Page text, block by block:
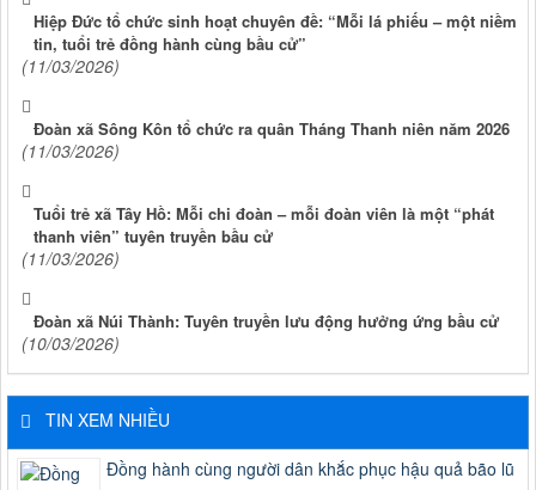
Hiệp Đức tổ chức sinh hoạt chuyên đề: “Mỗi lá phiếu – một niềm
tin, tuổi trẻ đồng hành cùng bầu cử”
(11/03/2026)
Đoàn xã Sông Kôn tổ chức ra quân Tháng Thanh niên năm 2026
(11/03/2026)
Tuổi trẻ xã Tây Hồ: Mỗi chi đoàn – mỗi đoàn viên là một “phát
thanh viên” tuyên truyền bầu cử
(11/03/2026)
Đoàn xã Núi Thành: Tuyên truyền lưu động hưởng ứng bầu cử
(10/03/2026)
TIN XEM NHIỀU
Đồng hành cùng người dân khắc phục hậu quả bão lũ